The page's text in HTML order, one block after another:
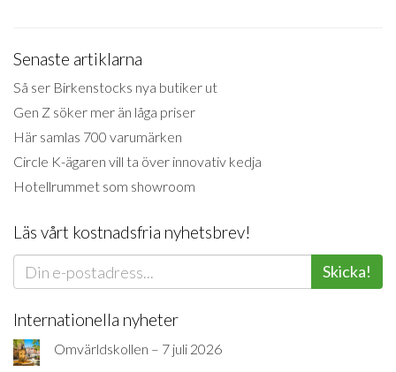
Senaste artiklarna
Så ser Birkenstocks nya butiker ut
Gen Z söker mer än låga priser
Här samlas 700 varumärken
Circle K-ägaren vill ta över innovativ kedja
Hotellrummet som showroom
Läs vårt kostnadsfria nyhetsbrev!
Skicka!
Internationella nyheter
Omvärldskollen – 7 juli 2026